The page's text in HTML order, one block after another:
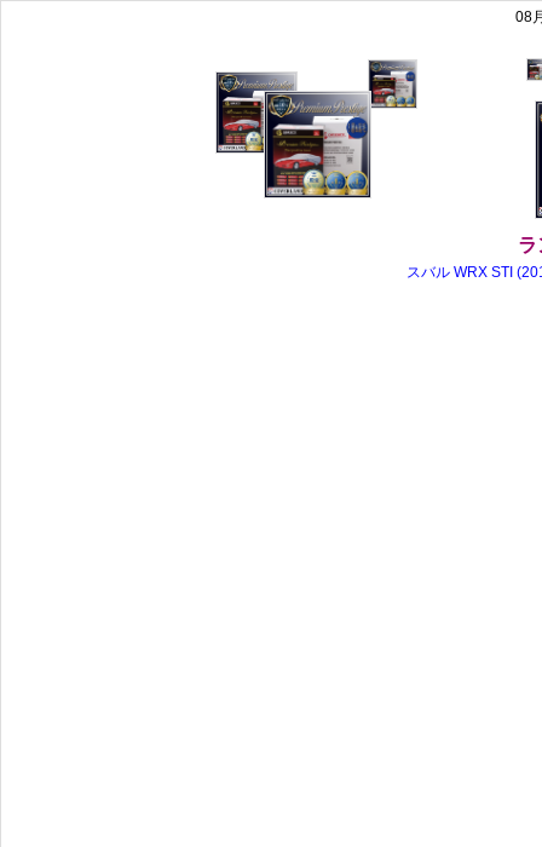
08
ラ
スバル WRX STI